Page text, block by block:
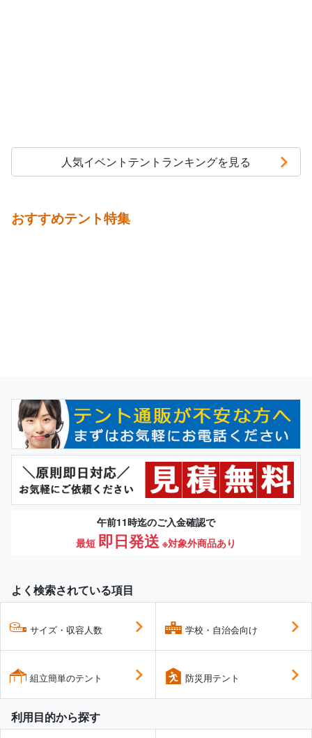
人気イベントテントランキングを見る
おすすめテント特集
午前11時迄のご入金確認で
最短 即日発送 ※対象外商品あり
よく検索されている項目
サイズ・収容人数
組立簡単のテント
学校・自治会向け
防災用テント
利用目的から探す